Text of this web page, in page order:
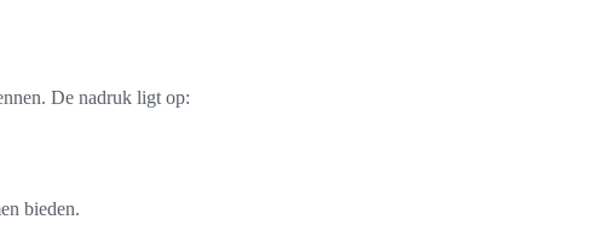
De nadruk ligt op:
bieden.